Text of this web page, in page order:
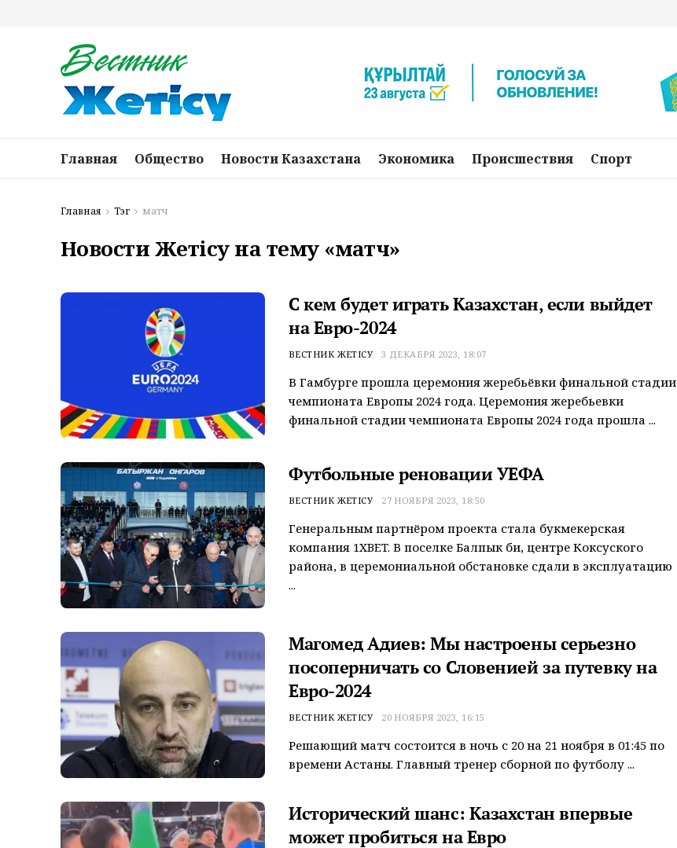
Главная Общество Новости Казахстана Экономика Происшествия Спорт
Главная Тэг матч
Новости Жетісу на тему «матч»
С кем будет играть Казахстан, если выйдет
на Евро-2024
ВЕСТНИК ЖЕТІСУ 3 ДЕКАБРЯ 2023, 18:07
В Гамбурге прошла церемония жеребьёвки финальной стадии
чемпионата Европы 2024 года. Церемония жеребьевки
финальной стадии чемпионата Европы 2024 года прошла ...
Футбольные реновации УЕФА
ВЕСТНИК ЖЕТІСУ 27 НОЯБРЯ 2023, 18:50
Генеральным партнёром проекта стала букмекерская
компания 1XBET. В поселке Балпык би, центре Коксуского
района, в церемониальной обстановке сдали в эксплуатацию
...
Магомед Адиев: Мы настроены серьезно
посоперничать со Словенией за путевку на
Евро-2024
ВЕСТНИК ЖЕТІСУ 20 НОЯБРЯ 2023, 16:15
Решающий матч состоится в ночь с 20 на 21 ноября в 01:45 по
времени Астаны. Главный тренер сборной по футболу ...
Исторический шанс: Казахстан впервые
может пробиться на Евро